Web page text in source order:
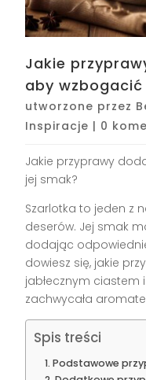
Jakie
aby wzbogacić
utworzone przez
Inspiracje | 0
Jakie przyprawy
jej smak?
Szarlotka to jeden z
deserów. Jej smak
dodając
dowiesz się, jakie
jabłecznym ciastem
zachwycała
Spis treści
Podstawowe